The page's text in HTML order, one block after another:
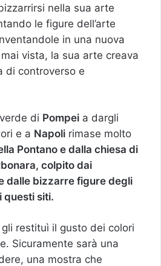
nella sua arte
le figure dell’arte
in una nuova
vista, la sua arte creava
di controverso e
di Pompei a dargli
e a Napoli rimase molto
Pontano e dalla chiesa di
colpito dai
dalle bizzarre figure degli
questi siti.
restituì il gusto dei colori
Sicuramente sarà una
una mostra che